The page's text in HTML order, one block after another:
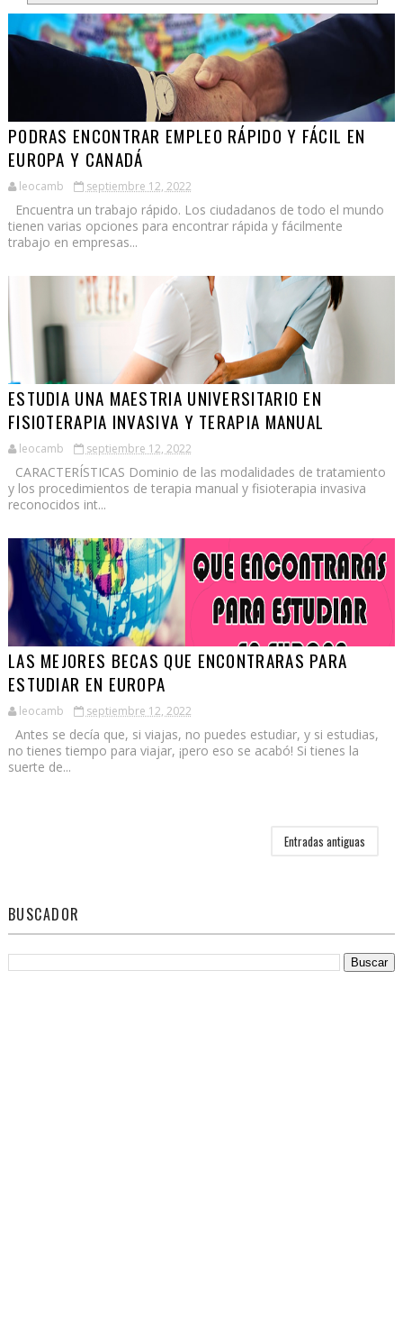
PODRAS ENCONTRAR EMPLEO RÁPIDO Y FÁCIL EN
EUROPA Y CANADÁ
leocamb septiembre 12, 2022
Encuentra un trabajo rápido. Los ciudadanos de todo el mundo
tienen varias opciones para encontrar rápida y fácilmente
trabajo en empresas...
ESTUDIA UNA MAESTRIA UNIVERSITARIO EN
FISIOTERAPIA INVASIVA Y TERAPIA MANUAL
leocamb septiembre 12, 2022
CARACTERÍSTICAS Dominio de las modalidades de tratamiento
y los procedimientos de terapia manual y fisioterapia invasiva
reconocidos int...
LAS MEJORES BECAS QUE ENCONTRARAS PARA
ESTUDIAR EN EUROPA
leocamb septiembre 12, 2022
Antes se decía que, si viajas, no puedes estudiar, y si estudias,
no tienes tiempo para viajar, ¡pero eso se acabó! Si tienes la
suerte de...
Entradas antiguas
BUSCADOR